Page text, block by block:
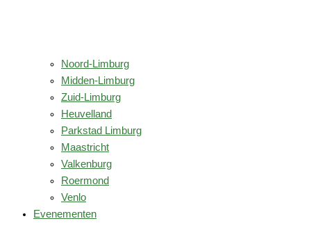
Noord-Limburg
Midden-Limburg
Zuid-Limburg
Heuvelland
Parkstad Limburg
Maastricht
Valkenburg
Roermond
Venlo
Evenementen